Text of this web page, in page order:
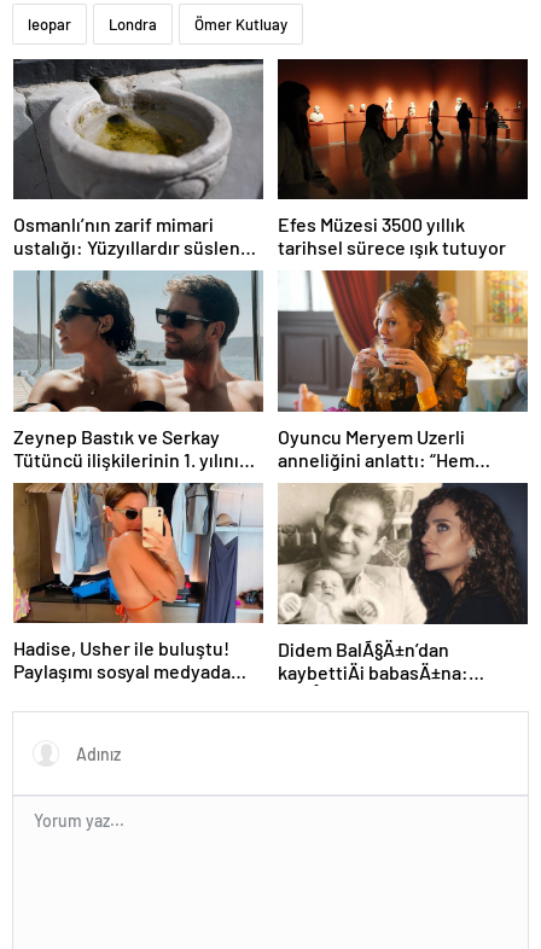
leopar Londra Ömer Kutluay
Osmanlı’nın zarif mimari
ustalığı: Yüzyıllardır süslenen
kuş sebilleri ve çanakları
Efes Müzesi 3500 yıllık
tarihsel sürece ışık tutuyor
Zeynep Bastık ve Serkay
Tütüncü ilişkilerinin 1. yılını
kutladı
Oyuncu Meryem Uzerli
anneliğini anlattı: “Hem
disiplinli hem rahatım”
Hadise, Usher ile buluştu!
Paylaşımı sosyal medyada
Didem BalÃ§Ä±n’dan
kaybettiÄi babasÄ±na: